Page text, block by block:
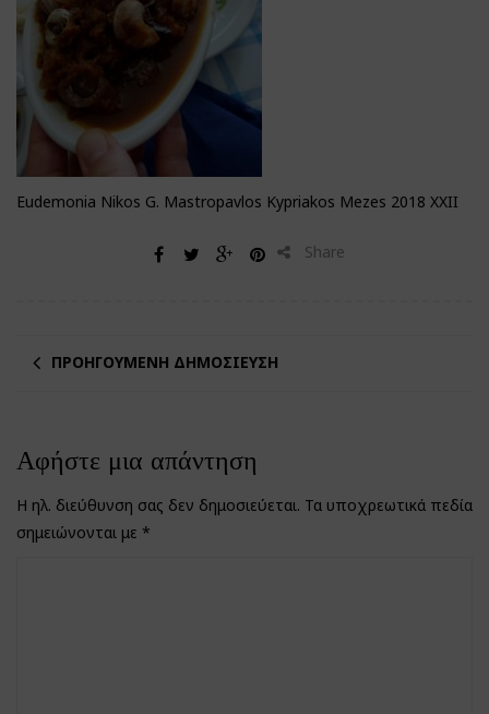
Eudemonia Nikos G. Mastropavlos Kypriakos Mezes 2018 XXII
Share
ΠΡΟΗΓΟΎΜΕΝΗ ΔΗΜΟΣΊΕΥΣΗ
Αφήστε μια απάντηση
Η ηλ. διεύθυνση σας δεν δημοσιεύεται. Τα υποχρεωτικά πεδία
σημειώνονται με *